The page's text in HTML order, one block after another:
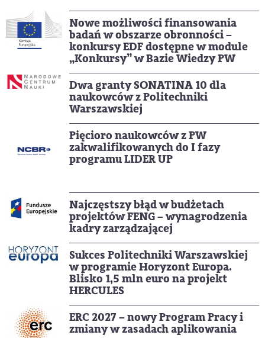
Nowe możliwości finansowania
badań w obszarze obronności –
konkursy EDF dostępne w module
„Konkursy” w Bazie Wiedzy PW
Dwa granty SONATINA 10 dla
naukowców z Politechniki
Warszawskiej
Pięcioro naukowców z PW
zakwalifikowanych do I fazy
programu LIDER UP
Najczęstszy błąd w budżetach
projektów FENG – wynagrodzenia
kadry zarządzającej
Sukces Politechniki Warszawskiej
w programie Horyzont Europa.
Blisko 1,5 mln euro na projekt
HERCULES
ERC 2027 – nowy Program Pracy i
zmiany w zasadach aplikowania